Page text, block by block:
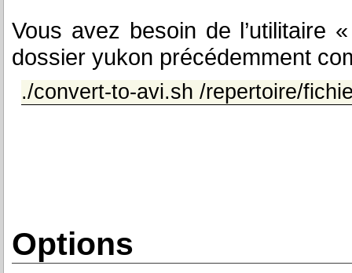
Vous avez besoin de l’utilitaire
dossier yukon précédemment
./convert-to-avi.sh /repertoire/
Options